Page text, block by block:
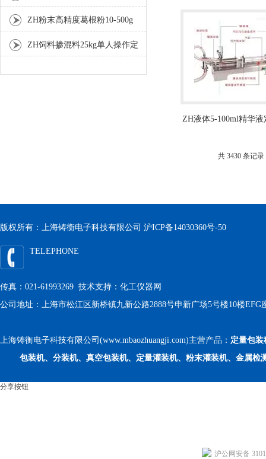
空包装机
ZH粉末高精度葛根粉10-500g
自动包装机
ZH饲料掺混料25kg单人操作定
ZH液体5-100ml精华液
共 3430 条记
版权所有：上海铸衡电子科技有限公司 沪ICP备14030360号-50
TELEPHONE
传真：021-61993269 技术支持： 化工仪器网
公司地址：上海市松江区新桥镇九新公路2888号申新广场5号楼10楼EFG
上海铸衡电子科技有限公司(www.mbaozhuangji.com)主营产品： 定量包装
包装机、分装机、真空包装机、定量灌装机、粉末灌装机、金属检
分享按钮
沪公网安备